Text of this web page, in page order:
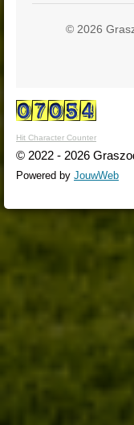
© 2026
Hit Character Counter
© 2022 - 2026
Powered by JouwWeb